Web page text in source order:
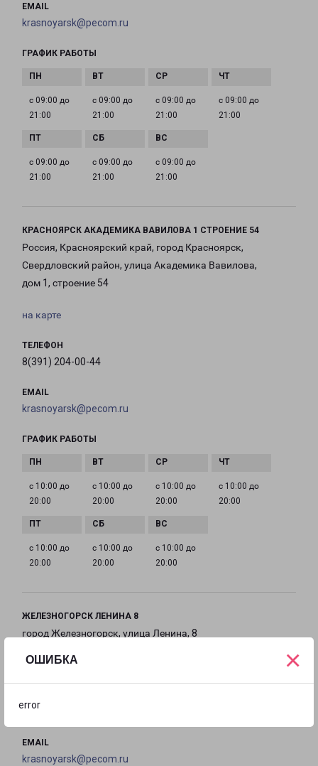
ОШИБКА
error
×
EMAIL
krasnoyarsk@pecom.ru
ГРАФИК РАБОТЫ
с 09:00 до
21:00
с 09:00 до
21:00
с 09:00 до
21:00
с 09:00 до
21:00
с 09:00 до
21:00
с 09:00 до
21:00
с 09:00 до
21:00
КРАСНОЯРСК АКАДЕМИКА ВАВИЛОВА 1 СТРОЕНИЕ 54
Россия, Красноярский край, город Красноярск,
Свердловский район, улица Академика Вавилова,
дом 1, строение 54
на карте
ТЕЛЕФОН
8(391) 204-00-44
EMAIL
krasnoyarsk@pecom.ru
ГРАФИК РАБОТЫ
с 10:00 до
20:00
с 10:00 до
20:00
с 10:00 до
20:00
с 10:00 до
20:00
с 10:00 до
20:00
с 10:00 до
20:00
с 10:00 до
20:00
ЖЕЛЕЗНОГОРСК ЛЕНИНА 8
город Железногорск, улица Ленина, 8
на карте
8(391) 204-00-44
EMAIL
krasnoyarsk@pecom.ru